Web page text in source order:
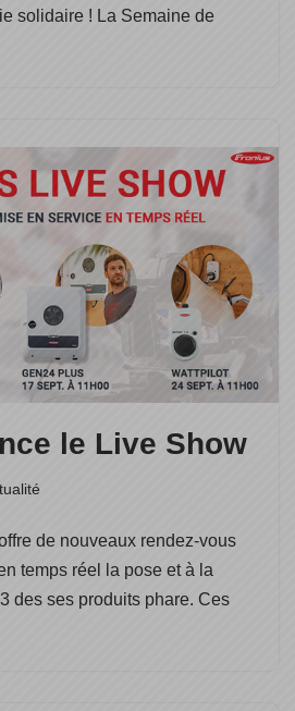
solidaire ! La Semaine de
le Live Show
de nouveaux rendez-vous
temps réel la pose et à la
des ses produits phare. Ces